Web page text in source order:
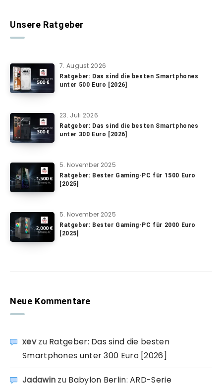
Unsere Ratgeber
7. August 2026
Ratgeber: Das sind die besten Smartphones
unter 500 Euro [2026]
23. Juli 2026
Ratgeber: Das sind die besten Smartphones
unter 300 Euro [2026]
5. November 2025
Ratgeber: Bester Gaming-PC für 1500 Euro
[2025]
5. November 2025
Ratgeber: Bester Gaming-PC für 2000 Euro
[2025]
Neue Kommentare
xevzu Ratgeber: Das sind die besten
Smartphones unter 300 Euro [2026]
Jadawin zu Babylon Berlin: ARD-Serie